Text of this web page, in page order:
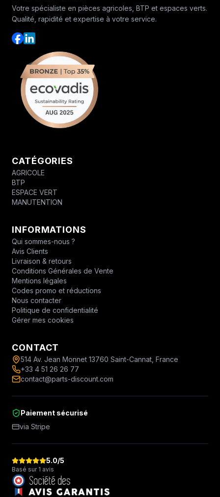
Votre spécialiste en pièces agricoles, BTP et espaces verts.
Qualité, rapidité et expertise à votre service.
CATÉGORIES
AGRICOLE
BTP
ESPACE VERT
MANUTENTION
INFORMATIONS
Qui sommes-nous ?
Avis Clients
Livraison & retours
Conditions Générales de Vente
Mentions légales
Codes promo et réductions
Nous contacter
Politique de confidentialité
Gérer mes cookies
CONTACT
514 Av. Jean Monnet 13760 Saint-Cannat, France
+33 4 51 26 26 77
contact@parts-discount.com
Paiement sécurisé
via Stripe
5.0/5
Basé sur 1 avis